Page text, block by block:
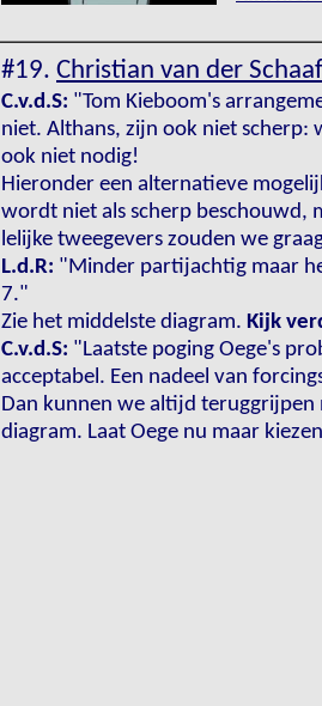
#19. Christian van der Schaaf
C.v.d.S: "Tom Kieboom's
niet. Althans, zijn ook niet scherp:
ook niet nodig!
Hieronder een alternatieve
wordt niet als scherp beschouwd,
lelijke tweegevers zouden we
L.d.R: "Minder partijachtig maar
7."
Zie het middelste diagram. Kijk
C.v.d.S: "Laatste poging Oege's
acceptabel. Een nadeel van
Dan kunnen we altijd teruggrijpen
diagram. Laat Oege nu maar